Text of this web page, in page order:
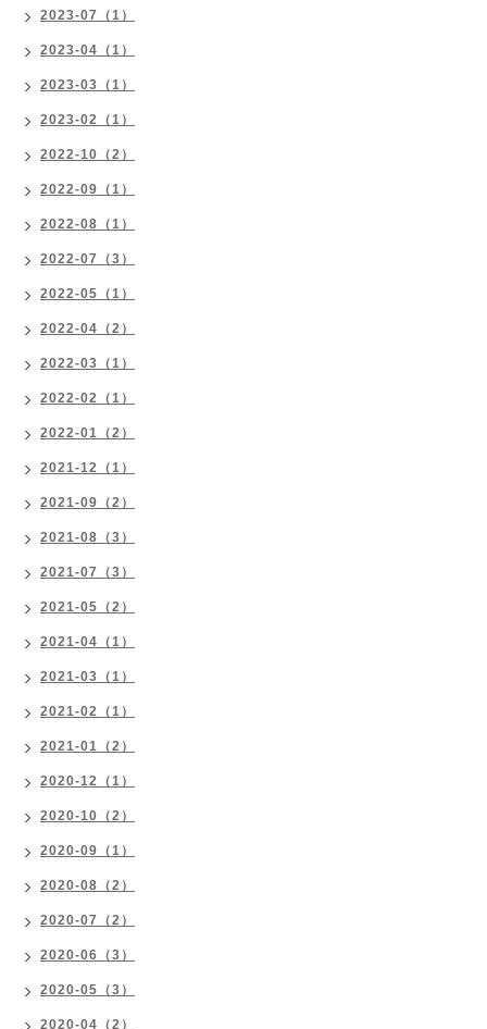
2023-07（1）
2023-04（1）
2023-03（1）
2023-02（1）
2022-10（2）
2022-09（1）
2022-08（1）
2022-07（3）
2022-05（1）
2022-04（2）
2022-03（1）
2022-02（1）
2022-01（2）
2021-12（1）
2021-09（2）
2021-08（3）
2021-07（3）
2021-05（2）
2021-04（1）
2021-03（1）
2021-02（1）
2021-01（2）
2020-12（1）
2020-10（2）
2020-09（1）
2020-08（2）
2020-07（2）
2020-06（3）
2020-05（3）
2020-04（2）